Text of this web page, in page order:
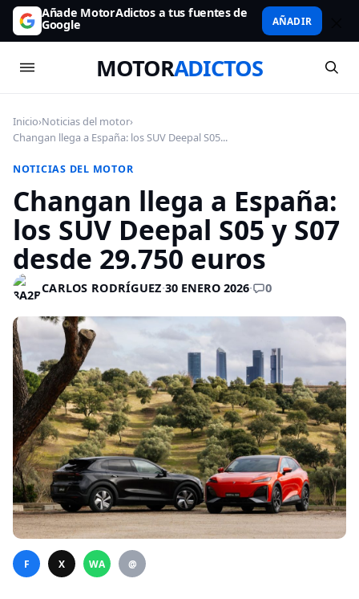
Añade MotorAdictos a tus fuentes de
Google AÑADIR
MOTORADICTOS
Inicio›Noticias del motor›
Changan llega a España: los SUV Deepal S05...
NOTICIAS DEL MOTOR
Changan llega a España:
los SUV Deepal S05 y S07
desde 29.750 euros
CARLOS RODRÍGUEZ·30 ENERO 2026· 0
F X WA @